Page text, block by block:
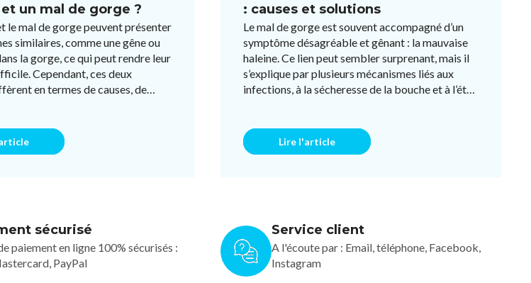
un mal de gorge ?
le mal de gorge peuvent présenter
similaires, comme une gêne ou
la gorge, ce qui peut rendre leur
Cependant, ces deux
en termes de causes, de
: causes et solutions
Le mal de gorge est souvent accompagné d’un
symptôme désagréable et gênant : la mauvaise
haleine. Ce lien peut sembler surprenant, mais il
s’explique par plusieurs mécanismes liés aux
infections, à la sécheresse de la bouche et à l’état
Lire l'article
sécurisé
paiement en ligne 100% sécurisés :
PayPal
Service client
A l'écoute par : Email, téléphone, Facebook,
Instagram